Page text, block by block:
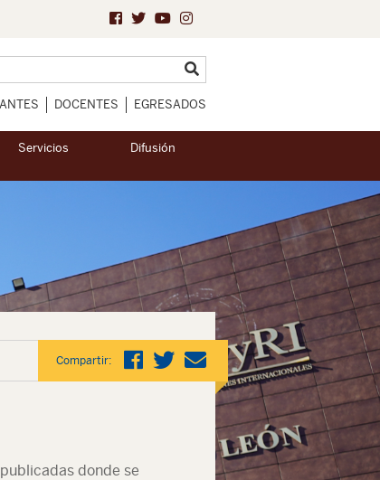
DOCENTES EGRESADOS
Servicios Difusión
Compartir:
donde se